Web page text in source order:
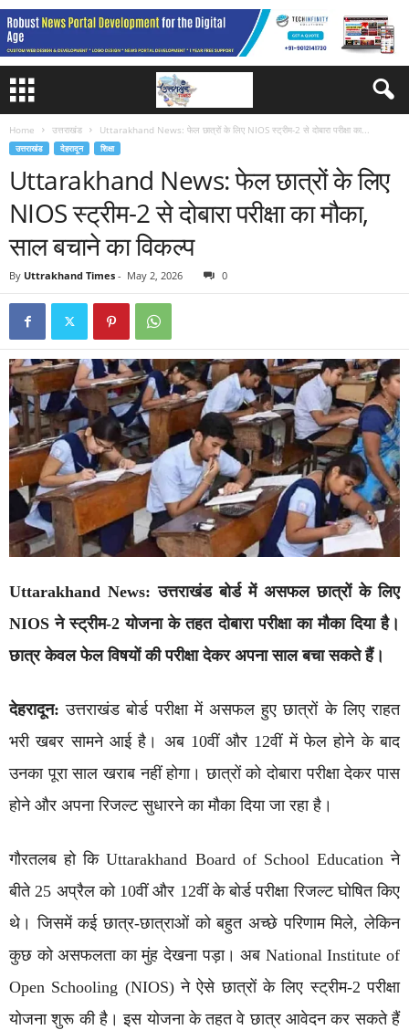
Home उत्तराखंड Uttarakhand News: फेल छात्रों के लिए NIOS स्ट्रीम-2 से दोबारा परीक्षा का...
उत्तराखंड देहरादून शिक्षा
Uttarakhand News: फेल छात्रों के लिए
NIOS स्ट्रीम-2 से दोबारा परीक्षा का मौका,
साल बचाने का विकल्प
By Uttrakhand Times - May 2, 2026 0
Uttarakhand News: उत्तराखंड बोर्ड में असफल छात्रों के लिए
NIOS ने स्ट्रीम-2 योजना के तहत दोबारा परीक्षा का मौका दिया है।
छात्र केवल फेल विषयों की परीक्षा देकर अपना साल बचा सकते हैं।
देहरादून: उत्तराखंड बोर्ड परीक्षा में असफल हुए छात्रों के लिए राहत
भरी खबर सामने आई है। अब 10वीं और 12वीं में फेल होने के बाद
उनका पूरा साल खराब नहीं होगा। छात्रों को दोबारा परीक्षा देकर पास
होने और अपना रिजल्ट सुधारने का मौका दिया जा रहा है।
गौरतलब हो कि Uttarakhand Board of School Education ने
बीते 25 अप्रैल को 10वीं और 12वीं के बोर्ड परीक्षा रिजल्ट घोषित किए
थे। जिसमें कई छात्र-छात्राओं को बहुत अच्छे परिणाम मिले, लेकिन
कुछ को असफलता का मुंह देखना पड़ा। अब National Institute of
Open Schooling (NIOS) ने ऐसे छात्रों के लिए स्ट्रीम-2 परीक्षा
योजना शुरू की है। इस योजना के तहत वे छात्र आवेदन कर सकते हैं